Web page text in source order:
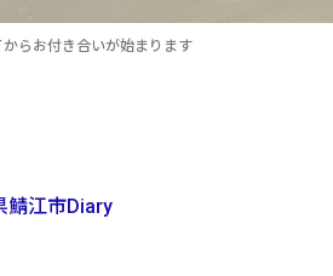
からお付き合いが始まります
鯖江市Diary